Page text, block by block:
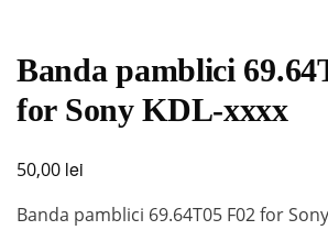
Banda pamblici
for Sony KDL-xxxx
50,00 lei
Banda pamblici 69.64T05 F02 for